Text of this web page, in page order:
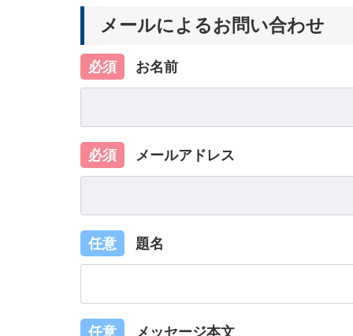
メールによるお問い合わせ
必須 お名前
必須 メールアドレス
任意 題名
任意 メッセージ本文